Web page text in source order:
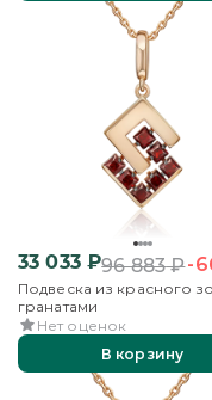
33 033₽96 883₽-
Подвеска из красного
гранатами
Нет оценок
В корзину